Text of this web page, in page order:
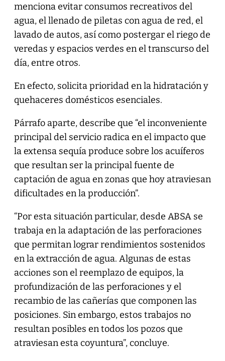
menciona evitar consumos recreativos del
agua, el llenado de piletas con agua de red, el
lavado de autos, así como postergar el riego de
veredas y espacios verdes en el transcurso del
día, entre otros.
En efecto, solicita prioridad en la hidratación y
quehaceres domésticos esenciales.
Párrafo aparte, describe que “el inconveniente
principal del servicio radica en el impacto que
la extensa sequía produce sobre los acuíferos
que resultan ser la principal fuente de
captación de agua en zonas que hoy atraviesan
dificultades en la producción”.
“Por esta situación particular, desde ABSA se
trabaja en la adaptación de las perforaciones
que permitan lograr rendimientos sostenidos
en la extracción de agua. Algunas de estas
acciones son el reemplazo de equipos, la
profundización de las perforaciones y el
recambio de las cañerías que componen las
posiciones. Sin embargo, estos trabajos no
resultan posibles en todos los pozos que
atraviesan esta coyuntura”, concluye.